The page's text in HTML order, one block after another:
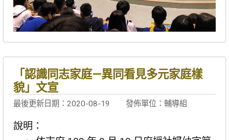
「認識同志家庭—異同看見多元家庭樣
貌」文宣
最後更新日期：2020-08-19 發佈單位：輔導組
說明：